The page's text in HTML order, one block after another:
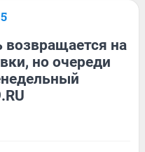
возвращается на
но очереди